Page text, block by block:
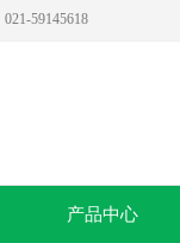
021-59145618
产品中心